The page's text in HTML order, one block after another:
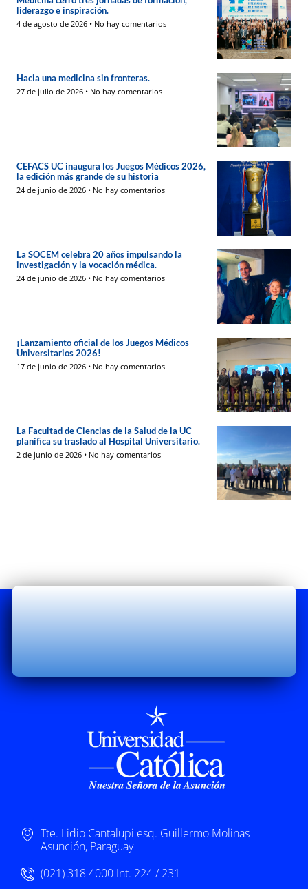
liderazgo e inspiración.
4 de agosto de 2026 No hay comentarios
Hacia una medicina sin fronteras.
27 de julio de 2026 No hay comentarios
CEFACS UC inaugura los Juegos Médicos 2026,
la edición más grande de su historia
24 de junio de 2026 No hay comentarios
La SOCEM celebra 20 años impulsando la
investigación y la vocación médica.
24 de junio de 2026 No hay comentarios
¡Lanzamiento oficial de los Juegos Médicos
Universitarios 2026!
17 de junio de 2026 No hay comentarios
La Facultad de Ciencias de la Salud de la UC
planifica su traslado al Hospital Universitario.
2 de junio de 2026 No hay comentarios
Tte. Lidio Cantalupi esq. Guillermo Molinas
Asunción, Paraguay
(021) 318 4000 Int. 224 / 231